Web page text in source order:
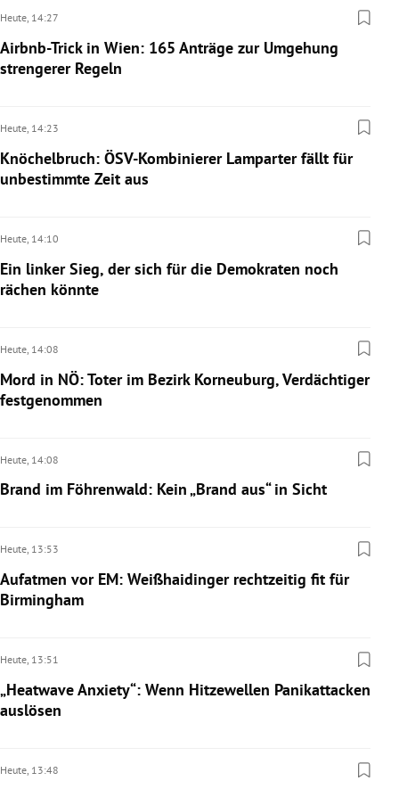
Heute, 14:27
Airbnb-Trick in Wien: 165 Anträge zur Umgehung
strengerer Regeln
Heute, 14:23
Knöchelbruch: ÖSV-Kombinierer Lamparter fällt für
unbestimmte Zeit aus
Heute, 14:10
Ein linker Sieg, der sich für die Demokraten noch
rächen könnte
Heute, 14:08
Mord in NÖ: Toter im Bezirk Korneuburg, Verdächtiger
festgenommen
Heute, 14:08
Brand im Föhrenwald: Kein „Brand aus“ in Sicht
Heute, 13:53
Aufatmen vor EM: Weißhaidinger rechtzeitig fit für
Birmingham
Heute, 13:51
„Heatwave Anxiety“: Wenn Hitzewellen Panikattacken
auslösen
Heute, 13:48